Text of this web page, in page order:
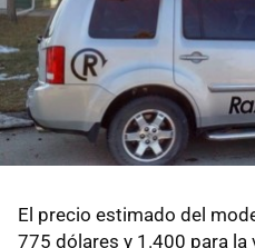
El precio estimado del
775 dólares y 1.400 para la